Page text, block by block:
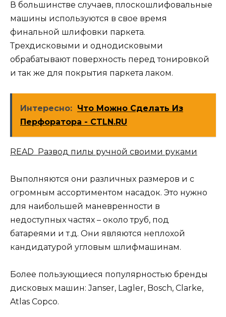
В большинстве случаев, плоскошлифовальные
машины используются в свое время
финальной шлифовки паркета.
Трехдисковыми и однодисковыми
обрабатывают поверхность перед тонировкой
и так же для покрытия паркета лаком.
Интересно: Что Можно Сделать Из
Перфоратора - CTLN.RU
READ Развод пилы ручной своими руками
Выполняются они различных размеров и с
огромным ассортиментом насадок. Это нужно
для наибольшей маневренности в
недоступных частях – около труб, под
батареями и т.д. Они являются неплохой
кандидатурой угловым шлифмашинам.
Более пользующиеся популярностью бренды
дисковых машин: Janser, Lagler, Bosch, Clarke,
Atlas Сорсо.